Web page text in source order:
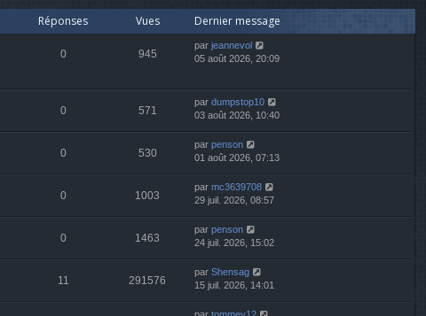
Réponses Vues Dernier message
0 945
par jeannevol
05 août 2026, 20:09
0 571
par dumpstop10
03 août 2026, 10:40
0 530
par penson
01 août 2026, 07:13
0 1003
par mc3639708
29 juil. 2026, 08:57
0 1463
par penson
24 juil. 2026, 15:02
11 291576
par Shensag
15 juil. 2026, 14:01